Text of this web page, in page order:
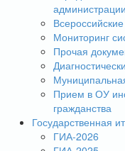
Мониторинг
Прочая
Прием в ОУ
гражданства
Государственная
ГИА-2026